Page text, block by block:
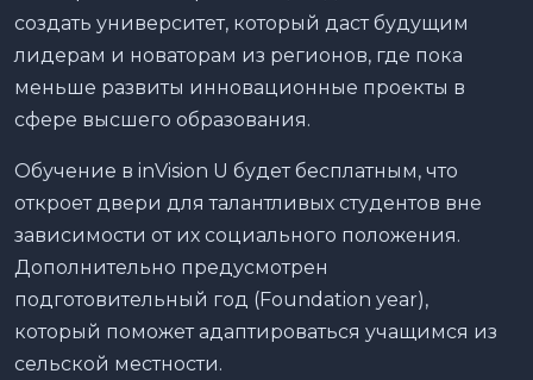
создать университет, который даст будущим
лидерам и новаторам из регионов, где пока
меньше развиты инновационные проекты в
сфере высшего образования.
Обучение в inVision U будет бесплатным, что
откроет двери для талантливых студентов вне
зависимости от их социального положения.
Дополнительно предусмотрен
подготовительный год (Foundation year),
который поможет адаптироваться учащимся из
сельской местности.